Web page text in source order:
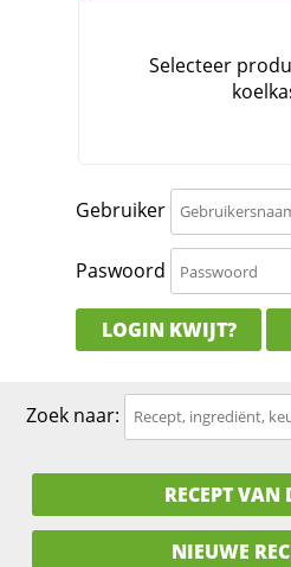
Gebruiker
Paswoord
LOGIN KWIJT?
Zoek naar:
RECEPT VAN
NIEUWE